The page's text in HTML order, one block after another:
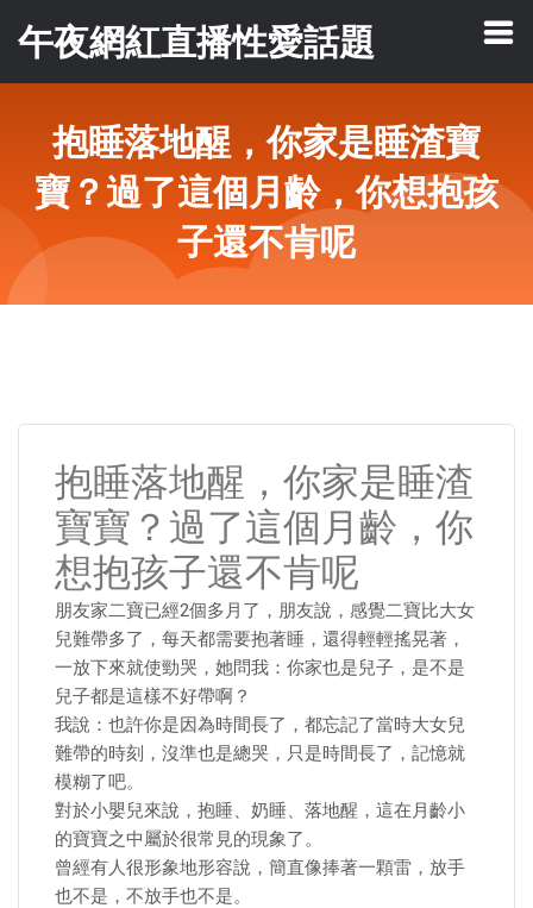
午夜網紅直播性愛話題
抱睡落地醒，你家是睡渣寶
寶？過了這個月齡，你想抱孩
子還不肯呢
抱睡落地醒，你家是睡渣
寶寶？過了這個月齡，你
想抱孩子還不肯呢
朋友家二寶已經2個多月了，朋友說，感覺二寶比大女
兒難帶多了，每天都需要抱著睡，還得輕輕搖晃著，
一放下來就使勁哭，她問我：你家也是兒子，是不是
兒子都是這樣不好帶啊？
我說：也許你是因為時間長了，都忘記了當時大女兒
難帶的時刻，沒準也是總哭，只是時間長了，記憶就
模糊了吧。
對於小嬰兒來說，抱睡、奶睡、落地醒，這在月齡小
的寶寶之中屬於很常見的現象了。
曾經有人很形象地形容說，簡直像捧著一顆雷，放手
也不是，不放手也不是。